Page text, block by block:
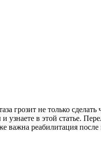
грозит не только
в этой статье.
реабилитация